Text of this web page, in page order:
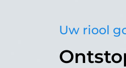
Uw riool